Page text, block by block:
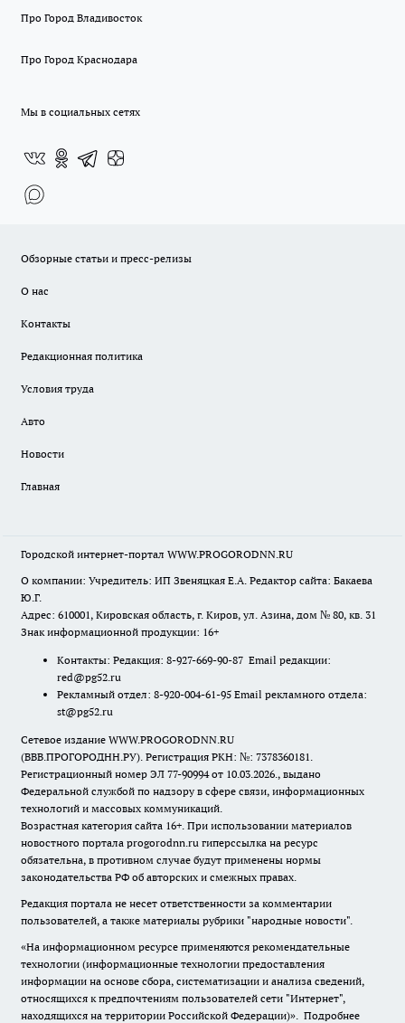
Про Город Владивосток
Про Город Краснодара
Мы в социальных сетях
Обзорные статьи и пресс-релизы
О нас
Контакты
Редакционная политика
Условия труда
Авто
Новости
Главная
Городской интернет-портал WWW.PROGORODNN.RU
О компании: Учредитель: ИП Звеняцкая Е.А. Редактор сайта: Бакаева
Ю.Г.
Адрес: 610001, Кировская область, г. Киров, ул. Азина, дом № 80, кв. 31
Знак информационной продукции: 16+
Контакты: Редакция: 8-927-669-90-87 Email редакции:
red@pg52.ru
Рекламный отдел: 8-920-004-61-95 Email рекламного отдела:
st@pg52.ru
Сетевое издание WWW.PROGORODNN.RU
(ВВВ.ПРОГОРОДНН.РУ). Регистрация РКН: №: 7378360181.
Регистрационный номер ЭЛ 77-90994 от 10.03.2026., выдано
Федеральной службой по надзору в сфере связи, информационных
технологий и массовых коммуникаций.
Возрастная категория сайта 16+. При использовании материалов
новостного портала progorodnn.ru гиперссылка на ресурс
обязательна, в противном случае будут применены нормы
законодательства РФ об авторских и смежных правах.
Редакция портала не несет ответственности за комментарии
пользователей, а также материалы рубрики "народные новости".
«На информационном ресурсе применяются рекомендательные
технологии (информационные технологии предоставления
информации на основе сбора, систематизации и анализа сведений,
относящихся к предпочтениям пользователей сети "Интернет",
находящихся на территории Российской Федерации)». Подробнее